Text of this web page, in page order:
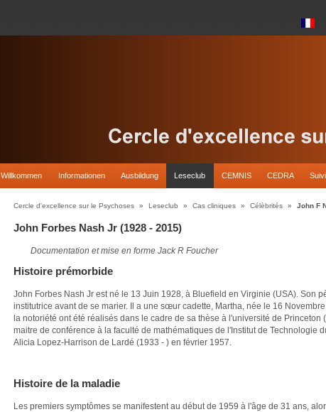
Willkommen Informationen Ausbildung Leseclub CEMNIS CEDRA
Cercle d'excellence sur le Psychoses » Leseclub » Cas cliniques » Célèbrités » John F
John Forbes Nash Jr (1928 - 2015)
Documentation et mise en forme Jack R Foucher
Histoire prémorbide
John Forbes Nash Jr est né le 13 Juin 1928, à Bluefield en Virginie (USA). Son
institutrice avant de se marier. Il a une sœur cadette, Martha, née le 16
la notoriété ont été réalisés dans le cadre de sa thèse à l'université de
maitre de conférence à la faculté de mathématiques de l'Institut de Technologie
Alicia Lopez-Harrison de Lardé (1933 - ) en février 1957.
Histoire de la maladie
Les premiers symptômes se manifestent au début de 1959 à l'âge de 31 ans,